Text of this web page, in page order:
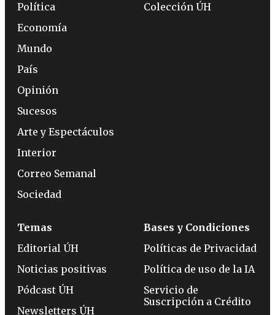
Política
Economía
Mundo
País
Opinión
Sucesos
Arte y Espectáculos
Interior
Correo Semanal
Sociedad
Colección ÚH
Temas
Editorial ÚH
Noticias positivas
Pódcast ÚH
Newsletters ÚH
Bases y Condiciones
Políticas de Privacidad
Política de uso de la IA
Servicio de
Suscripción a Crédito